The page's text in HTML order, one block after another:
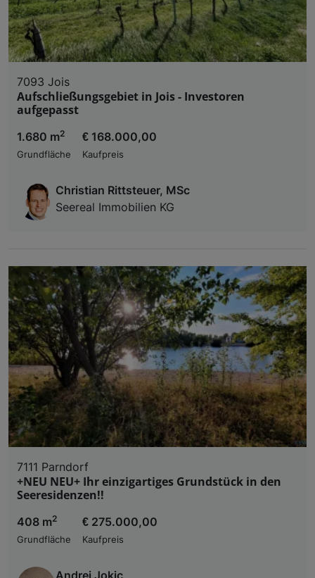
7093 Jois
Aufschließungsgebiet in Jois - Investoren
aufgepasst
1.680 m2
Grundfläche
€ 168.000,00
Kaufpreis
Christian Rittsteuer, MSc
Seereal Immobilien KG
7111 Parndorf
+NEU NEU+ Ihr einzigartiges Grundstück in den
Seeresidenzen!!
408 m2
Grundfläche
€ 275.000,00
Kaufpreis
Andrej Jokic